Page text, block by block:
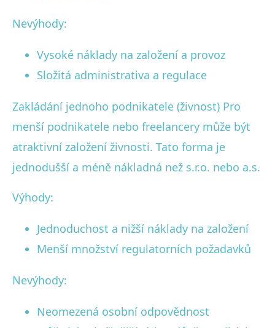
Nevýhody:
Vysoké náklady na založení a provoz
Složitá administrativa a regulace
Zakládání jednoho podnikatele (živnost) Pro
menší podnikatele nebo freelancery může být
atraktivní založení živnosti. Tato forma je
jednodušší a méně nákladná než s.r.o. nebo a.s.
Výhody:
Jednoduchost a nižší náklady na založení
Menší množství regulatorních požadavků
Nevýhody:
Neomezená osobní odpovědnost